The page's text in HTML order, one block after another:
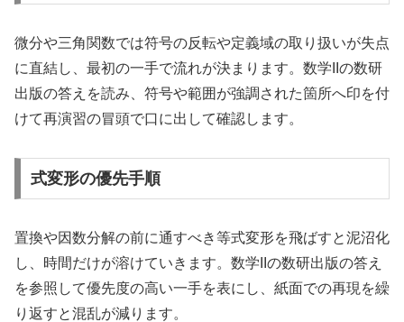
微分や三角関数では符号の反転や定義域の取り扱いが失点
に直結し、最初の一手で流れが決まります。数学IIの数研
出版の答えを読み、符号や範囲が強調された箇所へ印を付
けて再演習の冒頭で口に出して確認します。
式変形の優先手順
置換や因数分解の前に通すべき等式変形を飛ばすと泥沼化
し、時間だけが溶けていきます。数学IIの数研出版の答え
を参照して優先度の高い一手を表にし、紙面での再現を繰
り返すと混乱が減ります。